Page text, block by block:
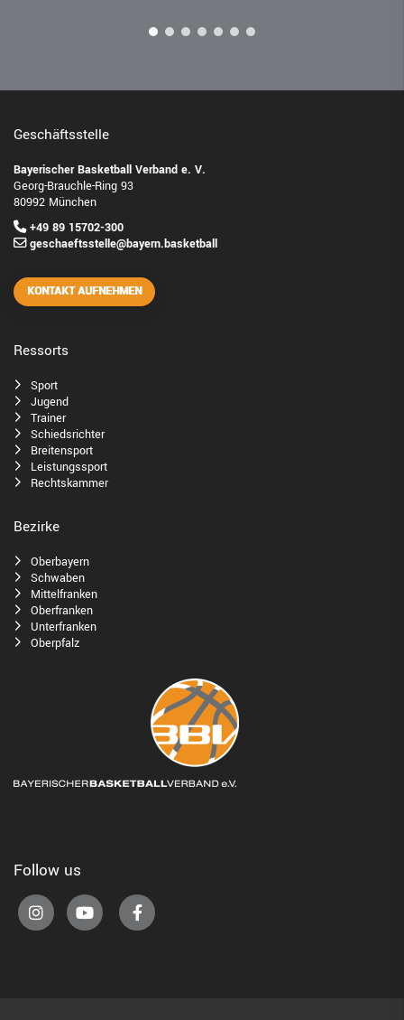
Geschäftsstelle
Bayerischer Basketball Verband e. V.
Georg-Brauchle-Ring 93
80992 München
+49 89 15702-300
geschaeftsstelle@bayern.basketball
KONTAKT AUFNEHMEN
Ressorts
Sport
Jugend
Trainer
Schiedsrichter
Breitensport
Leistungssport
Rechtskammer
Bezirke
Oberbayern
Schwaben
Mittelfranken
Oberfranken
Unterfranken
Oberpfalz
Follow us